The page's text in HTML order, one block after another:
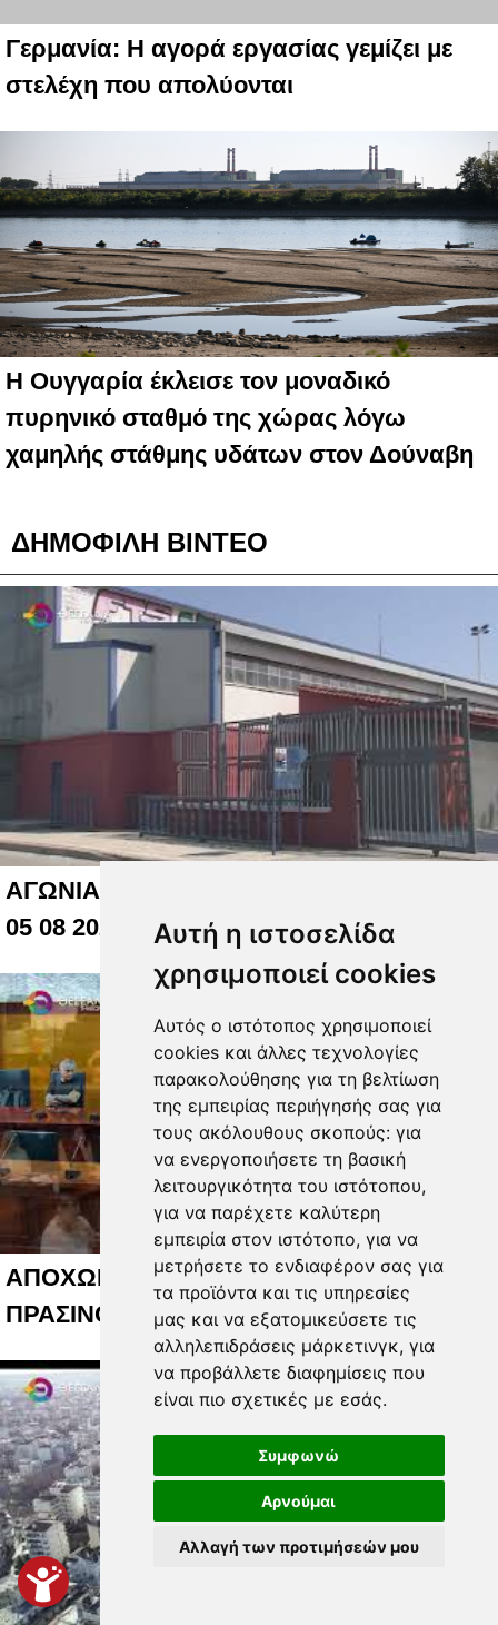
Αυτή η ιστοσελίδα
χρησιμοποιεί cookies
Αυτός ο ιστότοπος χρησιμοποιεί
cookies και άλλες τεχνολογίες
παρακολούθησης για τη βελτίωση
της εμπειρίας περιήγησής σας για
τους ακόλουθους σκοπούς: για
να ενεργοποιήσετε τη βασική
λειτουργικότητα του ιστότοπου,
για να παρέχετε καλύτερη
εμπειρία στον ιστότοπο, για να
μετρήσετε το ενδιαφέρον σας για
τα προϊόντα και τις υπηρεσίες
μας και να εξατομικεύσετε τις
αλληλεπιδράσεις μάρκετινγκ, για
να προβάλλετε διαφημίσεις που
είναι πιο σχετικές με εσάς.
Συμφωνώ
Αρνούμαι
Αλλαγή των προτιμήσεών μου
Γερμανία: Η αγορά εργασίας γεμίζει με
στελέχη που απολύονται
Η Ουγγαρία έκλεισε τον μοναδικό
πυρηνικό σταθμό της χώρας λόγω
χαμηλής στάθμης υδάτων στον Δούναβη
ΔΗΜΟΦΙΛΗ ΒΙΝΤΕΟ
ΑΓΩΝΙΑ ΓΙΑ ΤΟ ΚΛΕΙΣΤΟ ΤΟΥ ΑΛΚΑΖΑΡ
05 08 2026
ΑΠΟΧΩΡΗΣΕΙΣ ΓΙΑ ΤΟ ΚΟΣΤΟΣ ΤΟΥ
ΠΡΑΣΙΝΟΥ 05 08 2026